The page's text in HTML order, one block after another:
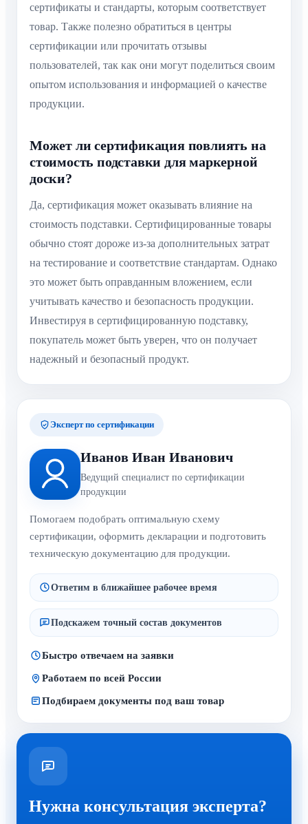
сертификаты и стандарты, которым соответствует
товар. Также полезно обратиться в центры
сертификации или прочитать отзывы
пользователей, так как они могут поделиться своим
опытом использования и информацией о качестве
продукции.
Может ли сертификация повлиять на
стоимость подставки для маркерной
доски?
Да, сертификация может оказывать влияние на
стоимость подставки. Сертифицированные товары
обычно стоят дороже из-за дополнительных затрат
на тестирование и соответствие стандартам. Однако
это может быть оправданным вложением, если
учитывать качество и безопасность продукции.
Инвестируя в сертифицированную подставку,
покупатель может быть уверен, что он получает
надежный и безопасный продукт.
Эксперт по сертификации
Иванов Иван Иванович
Ведущий специалист по сертификации
продукции
Помогаем подобрать оптимальную схему
сертификации, оформить декларации и подготовить
техническую документацию для продукции.
Ответим в ближайшее рабочее время
Подскажем точный состав документов
Быстро отвечаем на заявки
Работаем по всей России
Подбираем документы под ваш товар
Нужна консультация эксперта?